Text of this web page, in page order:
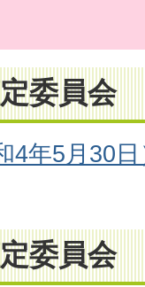
委員会
4年5月30
委員会